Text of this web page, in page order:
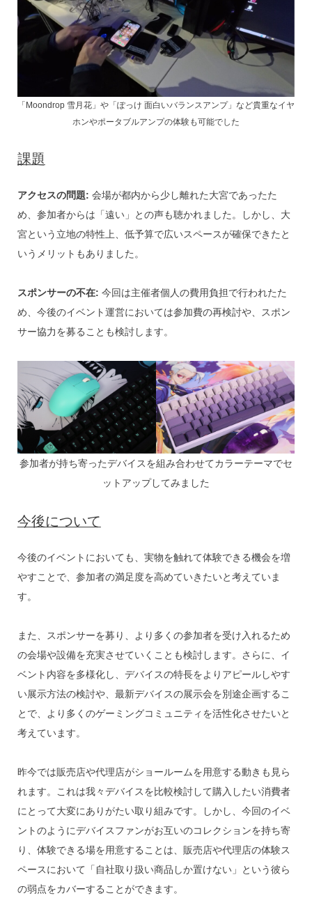
「Moondrop 雪月花」や「ぽっけ 面白いバランスアンプ」など貴重なイヤ
ホンやポータブルアンプの体験も可能でした
課題
アクセスの問題: 会場が都内から少し離れた大宮であったた
め、参加者からは「遠い」との声も聴かれました。しかし、大
宮という立地の特性上、低予算で広いスペースが確保できたと
いうメリットもありました。
スポンサーの不在: 今回は主催者個人の費用負担で行われたた
め、今後のイベント運営においては参加費の再検討や、スポン
サー協力を募ることも検討します。
参加者が持ち寄ったデバイスを組み合わせてカラーテーマでセ
ットアップしてみました
今後について
今後のイベントにおいても、実物を触れて体験できる機会を増
やすことで、参加者の満足度を高めていきたいと考えていま
す。
また、スポンサーを募り、より多くの参加者を受け入れるため
の会場や設備を充実させていくことも検討します。さらに、イ
ベント内容を多様化し、デバイスの特長をよりアピールしやす
い展示方法の検討や、最新デバイスの展示会を別途企画するこ
とで、より多くのゲーミングコミュニティを活性化させたいと
考えています。
昨今では販売店や代理店がショールームを用意する動きも見ら
れます。これは我々デバイスを比較検討して購入したい消費者
にとって大変にありがたい取り組みです。しかし、今回のイベ
ントのようにデバイスファンがお互いのコレクションを持ち寄
り、体験できる場を用意することは、販売店や代理店の体験ス
ペースにおいて「自社取り扱い商品しか置けない」という彼ら
の弱点をカバーすることができます。